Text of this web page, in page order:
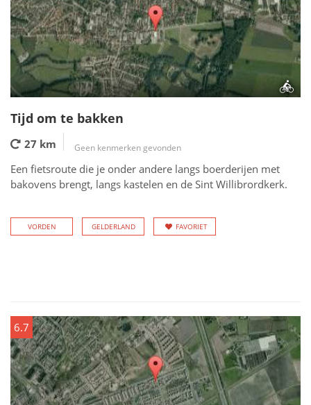
Tijd om te bakken
27 km Geen kenmerken gevonden
Een fietsroute die je onder andere langs boerderijen met
bakovens brengt, langs kastelen en de Sint Willibrordkerk.
VORDEN GELDERLAND FAVORIET
6.7